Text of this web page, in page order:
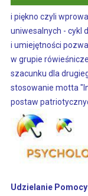
i piękno czyli
uniwesalnych - cykl
i umiejętności
w grupie
szacunku dla
stosowanie motta
postaw
Udzielanie